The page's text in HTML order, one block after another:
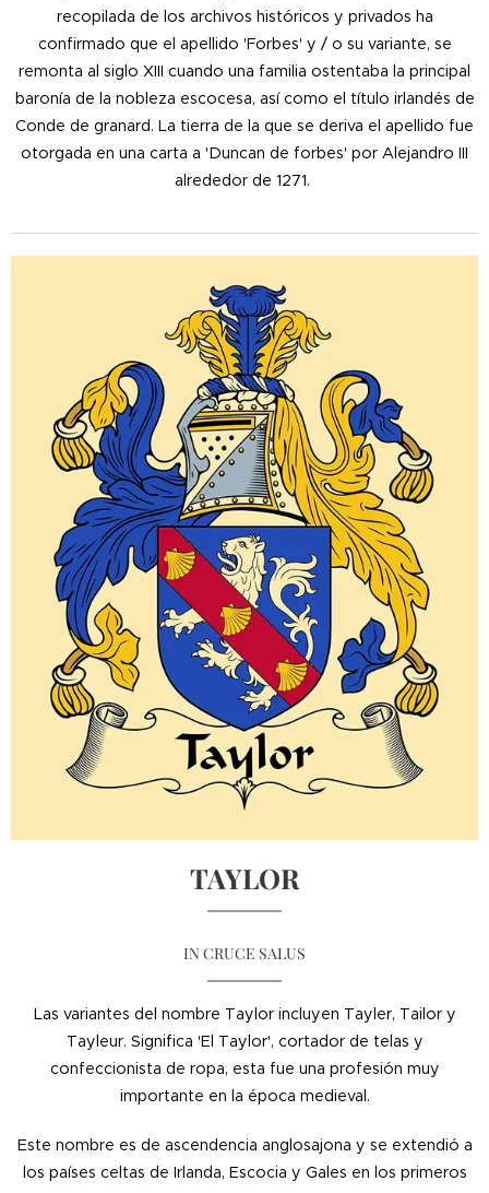
recopilada de los archivos históricos y privados ha
confirmado que el apellido 'Forbes' y / o su variante, se
remonta al siglo XIII cuando una familia ostentaba la principal
baronía de la nobleza escocesa, así como el título irlandés de
Conde de granard. La tierra de la que se deriva el apellido fue
otorgada en una carta a 'Duncan de forbes' por Alejandro III
alrededor de 1271.
TAYLOR
IN CRUCE SALUS
Las variantes del nombre Taylor incluyen Tayler, Tailor y
Tayleur. Significa 'El Taylor', cortador de telas y
confeccionista de ropa, esta fue una profesión muy
importante en la época medieval.
Este nombre es de ascendencia anglosajona y se extendió a
los países celtas de Irlanda, Escocia y Gales en los primeros